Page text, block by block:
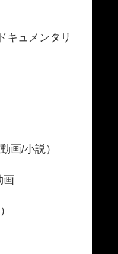
キュメンタリ
画/小説）
画